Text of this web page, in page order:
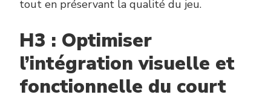
tout en préservant la qualité du jeu.
H3 : Optimiser
l’intégration visuelle et
fonctionnelle du court